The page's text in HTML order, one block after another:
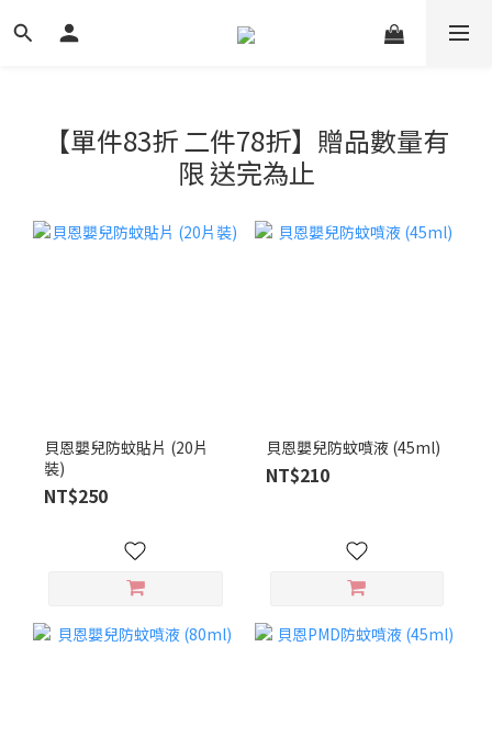
【單件83折 二件78折】贈品數量有
限 送完為止
貝恩嬰兒防蚊貼片 (20片
裝)
NT$250
貝恩嬰兒防蚊噴液 (45ml)
NT$210